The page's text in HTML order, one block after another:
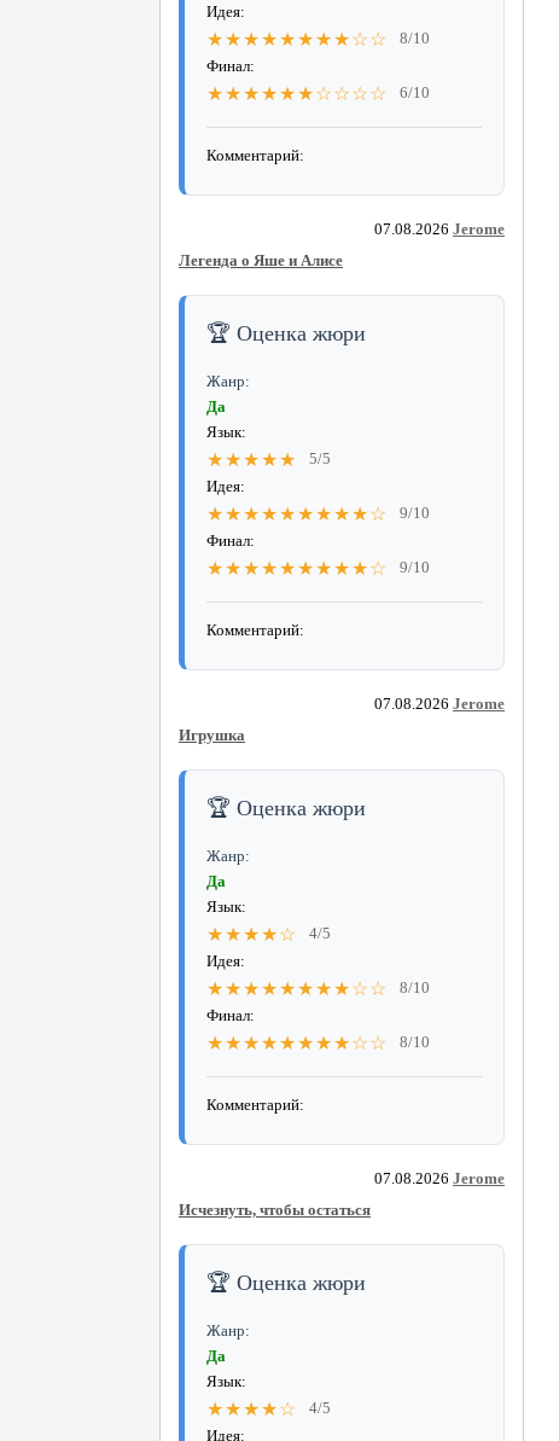
Идея:
★★★★★★★★☆☆
8/10
Финал:
★★★★★★☆☆☆☆ 6/10
Комментарий:
07.08.2026 Jerome
Легенда о Яше и Алисе
🏆 Оценка жюри
Жанр:
Да
Язык:
★★★★★
5/5
Идея:
★★★★★★★★★☆
9/10
Финал:
★★★★★★★★★☆ 9/10
Комментарий:
07.08.2026 Jerome
Игрушка
🏆 Оценка жюри
Жанр:
Да
Язык:
★★★★☆
4/5
Идея:
★★★★★★★★☆☆
8/10
Финал:
★★★★★★★★☆☆ 8/10
Комментарий:
07.08.2026 Jerome
Исчезнуть, чтобы остаться
🏆 Оценка жюри
Жанр:
Да
Язык:
★★★★☆
4/5
Идея: